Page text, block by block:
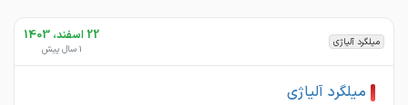
میلگرد آلیاژی 22 اسفند، 1403
1 سال پیش
میلگرد آلیاژی